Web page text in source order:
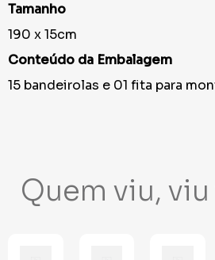
Tamanho
190 x 15cm
Conteúdo da Embalagem
15 bandeirolas e 01 fita para
Quem viu,